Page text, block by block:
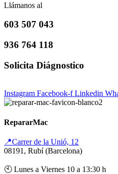
Llámanos al
603 507 043
936 764 118
Solicita Diágnostico
Instagram Facebook-f Linkedin
RepararMac
📍Carrer de la Unió, 12
08191, Rubí (Barcelona)
🕙 Lunes a Viernes 10 a 13:30 h